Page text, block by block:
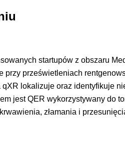
startupów z obszaru
przy prześwietleniach
lokalizuje oraz identyfikuje
jest QER wykorzystywany do
złamania i